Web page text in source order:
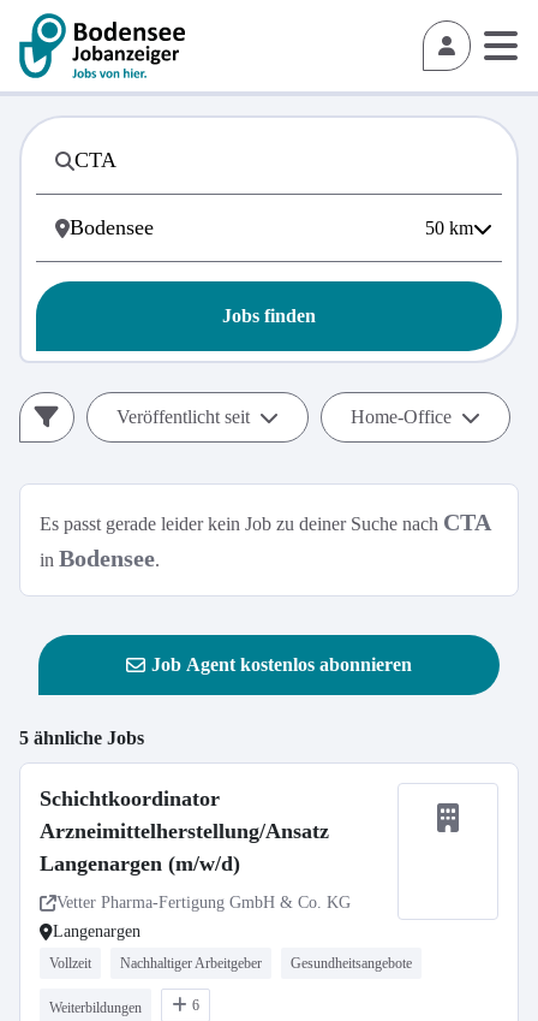
50 km
Jobs finden
Veröffentlicht seit Home-Office
Es passt gerade leider kein Job zu deiner Suche nach CTA
in Bodensee.
Job Agent kostenlos abonnieren
5 ähnliche Jobs
Schichtkoordinator
Arzneimittelherstellung/Ansatz
Langenargen (m/w/d)
Vetter Pharma-Fertigung GmbH & Co. KG
Langenargen
Vollzeit Nachhaltiger Arbeitgeber Gesundheitsangebote
Weiterbildungen 6